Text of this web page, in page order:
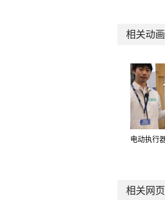
相关动画
电动执行
相关网页